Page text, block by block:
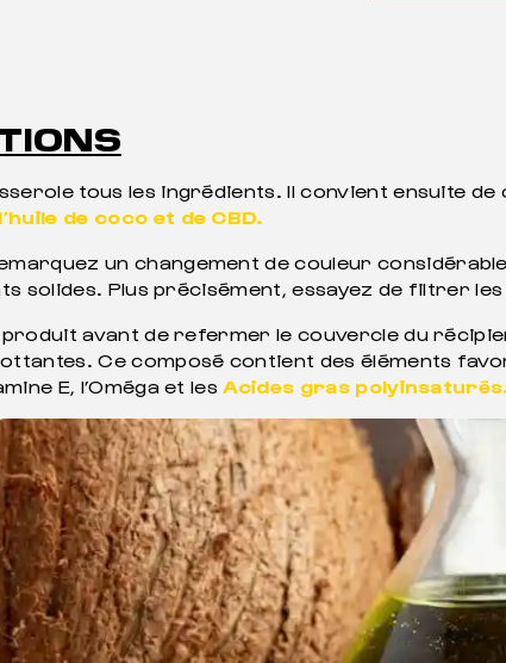
tous les ingrédients. Il convient ensuite
de coco et de CBD.
un changement de couleur
solides. Plus précisément, essayez de filtrer
avant de refermer le couvercle du
Ce composé contient des éléments
E, l’Oméga et lesAcides gras